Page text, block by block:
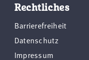
Rechtliches
Barrierefreiheit
Datenschutz
Impressum